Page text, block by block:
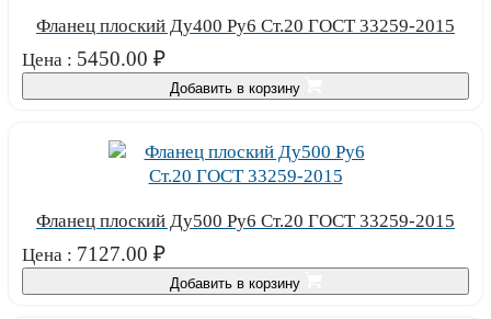
Фланец плоский Ду400 Ру6 Ст.20 ГОСТ 33259-2015
Цена : 5450.00 ₽
Добавить в корзину
Фланец плоский Ду500 Ру6 Ст.20 ГОСТ 33259-2015
Цена : 7127.00 ₽
Добавить в корзину